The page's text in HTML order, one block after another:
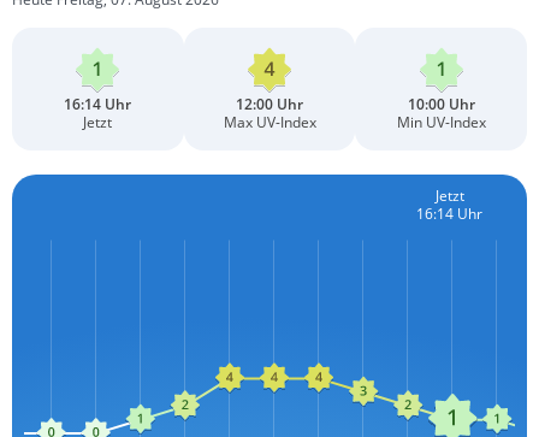
16:14 Uhr
Jetzt
12:00 Uhr
Max UV-Index
10:00 Uhr
Min UV-Index
Jetzt
16:14 Uhr